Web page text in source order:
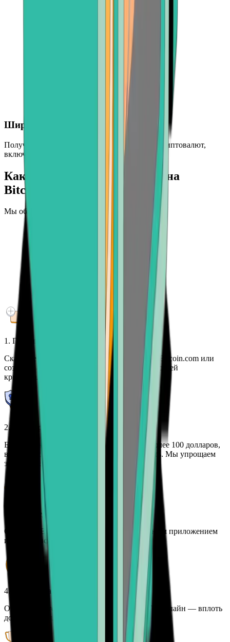
Широкий выбор криптовалют
Получите доступ к ряду ведущих мировых криптовалют,
включая BTC, ETH, BCH и другие
Как купить Ethereum (ETH) на
Bitcoin.com?
Мы облегчаем знакомство с будущим денег
1. Получите бесплатный кошелек
Скачайте мобильное приложение кошелька Bitcoin.com или
создайте аккаунт, чтобы получить доступ к своей
криптовалюте с любого устройства.
2. Подтвердите свою личность
Если вам нужна криптовалюта на сумму более 100 долларов,
вам необходимо подтвердить свою личность. Мы упрощаем
этот процесс.
3. Произведите оплату
Оплатите ETH кредитной картой, платежным приложением
или банковским счетом
4. Отслеживайте свой заказ
Отслеживайте статус вашего заказа на ETH онлайн — вплоть
до его поступления в ваш кошелек